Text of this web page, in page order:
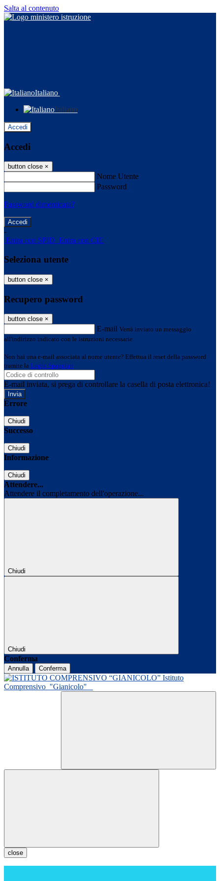
Salta al contenuto
Italiano
Italiano
Accedi
Accedi
button close ×
Nome Utente
Password
Password dimenticata?
-
Entra con SPID Entra con CIE
Seleziona utente
button close ×
Recupero password
button close ×
E-mail Verrà inviato un messaggio
all'indirizzo indicato con le istruzioni necessarie.
Non hai una e-mail associata al nome utente? Effettua il reset della password
tramite la Login Spaggiari
E-mail inviata, si prega di controllare la casella di posta elettronica!
Errore
Chiudi
Successo
Chiudi
Informazione
Chiudi
Attendere...
Attendere il completamento dell'operazione...
Chiudi
Chiudi
Conferma
Annulla Conferma
Istituto
Comprensivo "Gianicolo"
close